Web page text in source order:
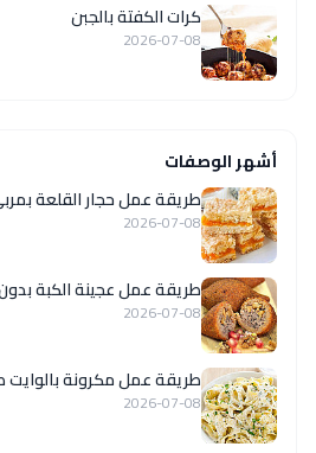
كرات الكفتة بالجبن
2026-07-08
أشهر الوصفات
طريقة عمل حجار القلعة
2026-07-08
طريقة عمل عجينة الكبة
2026-07-08
طريقة عمل مكرونة
2026-07-08